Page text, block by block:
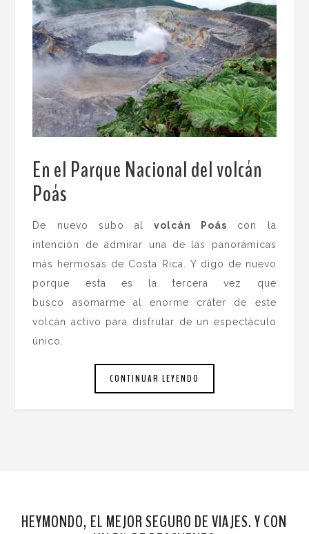
En el Parque Nacional del volcán
Poás
De nuevo subo alvolcán Poás con la
intención de admirar una de las panorámicas
más hermosas de Costa Rica. Y digo de nuevo
porque esta es la tercera vez que
busco asomarme al enorme cráter de este
volcán activo para disfrutar de un espectáculo
único.
CONTINUAR LEYENDO
HEYMONDO, EL MEJOR SEGURO DE VIAJES. Y CON